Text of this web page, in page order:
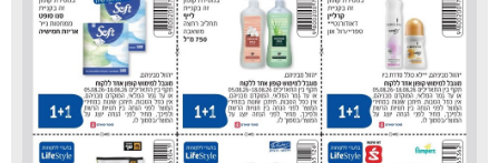
עיריית טירת כרמל